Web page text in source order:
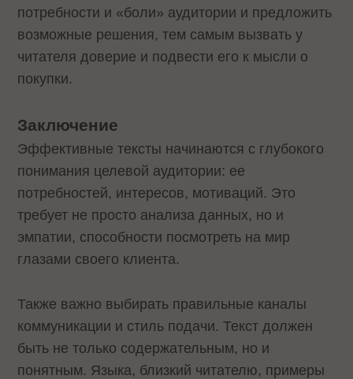
потребности и «боли» аудитории и предложить
возможные решения, тем самым вызвать у
читателя доверие и подвести его к мысли о
покупки.
Заключение
Эффективные тексты начинаются с глубокого
понимания целевой аудитории: ее
потребностей, интересов, мотиваций. Это
требует не просто анализа данных, но и
эмпатии, способности посмотреть на мир
глазами своего клиента.
Также важно выбирать правильные каналы
коммуникации и стиль подачи. Текст должен
быть не только содержательным, но и
понятным. Языка, близкий читателю, примеры